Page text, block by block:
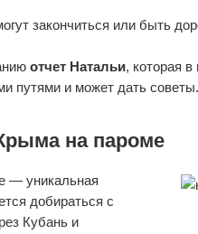
закончиться или быть
отчет Натальи, которая
путями и может дать советы.
на пароме
— уникальная
добираться с
Кубань и